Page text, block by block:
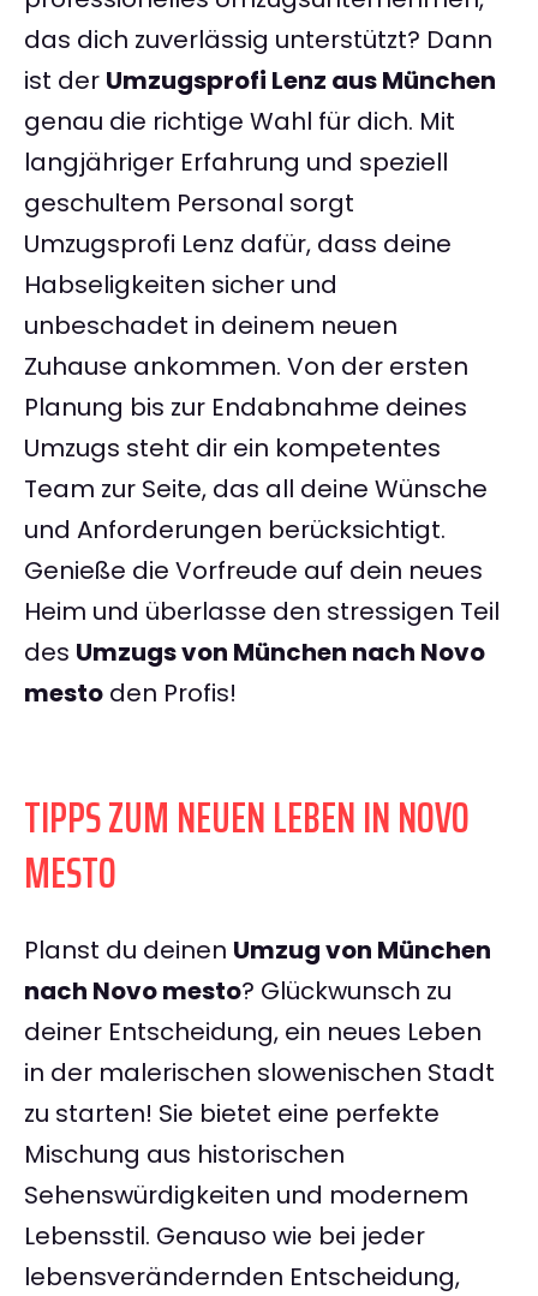
das dich zuverlässig unterstützt? Dann
ist der Umzugsprofi Lenz aus München
genau die richtige Wahl für dich. Mit
langjähriger Erfahrung und speziell
geschultem Personal sorgt
Umzugsprofi Lenz dafür, dass deine
Habseligkeiten sicher und
unbeschadet in deinem neuen
Zuhause ankommen. Von der ersten
Planung bis zur Endabnahme deines
Umzugs steht dir ein kompetentes
Team zur Seite, das all deine Wünsche
und Anforderungen berücksichtigt.
Genieße die Vorfreude auf dein neues
Heim und überlasse den stressigen Teil
des Umzugs von München nach Novo
mesto den Profis!
TIPPS ZUM NEUEN LEBEN IN NOVO
MESTO
Planst du deinen Umzug von München
nach Novo mesto? Glückwunsch zu
deiner Entscheidung, ein neues Leben
in der malerischen slowenischen Stadt
zu starten! Sie bietet eine perfekte
Mischung aus historischen
Sehenswürdigkeiten und modernem
Lebensstil. Genauso wie bei jeder
lebensverändernden Entscheidung,